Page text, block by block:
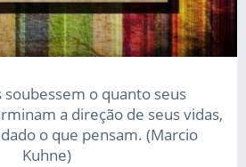
soubessem o quanto seus
a direção de seus vidas,
o que pensam. (Marcio
Kuhne)